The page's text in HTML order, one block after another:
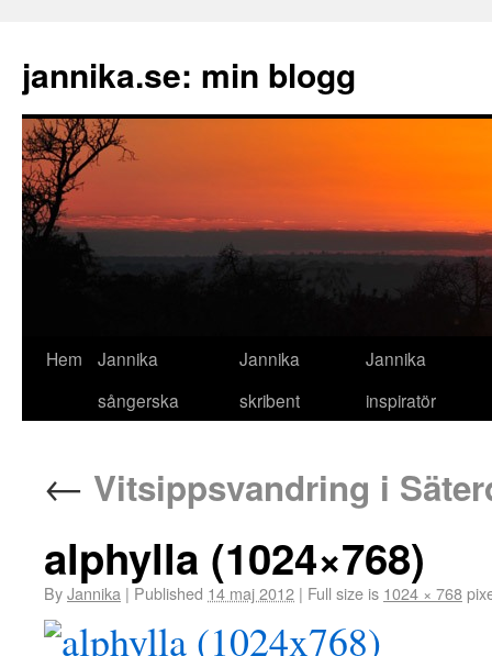
jannika.se: min blogg
Hem
Jannika
sångerska
Jannika
skribent
Jannika
inspiratör
← Vitsippsvandring i
alphylla (1024×768)
ByJannika | Published 14 maj 2012 | Full size is 1024 × 768